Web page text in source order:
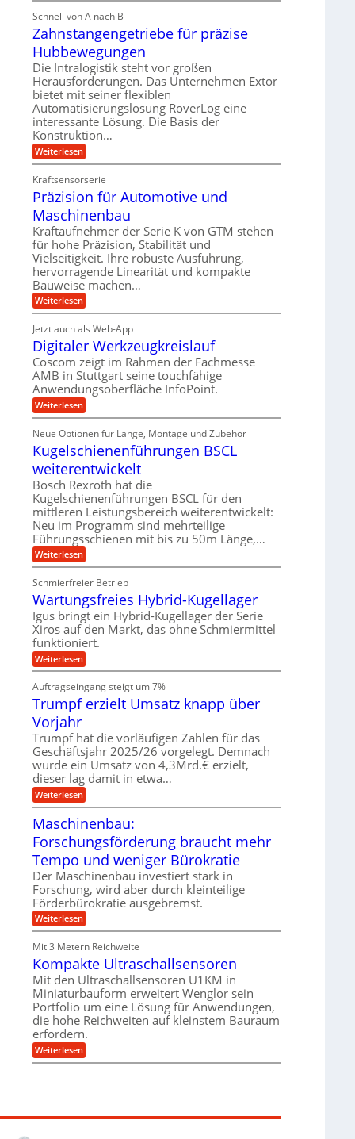
V
e
r
g
l
e
i
c
h
e
u
g
e
l
g
e
w
i
n
d
e
r
i
e
b
e
f
ü
r
r
a
u
e
U
m
g
e
b
n
g
e
n
g
e
r
t
U
m
s
a
t
z
u
n
d
A
u
f
t
r
a
g
s
i
n
g
a
n
g
e
h
A
r
b
e
i
t
s
l
o
s
e
w
e
n
i
g
e
r
S
t
e
l
l
e
n
Schnell von A nach B
Zahnstangengetriebe für präzise
Hubbewegungen
Die Intralogistik steht vor großen
Herausforderungen. Das Unternehmen Extor
bietet mit seiner flexiblen
Automatisierungslösung RoverLog eine
interessante Lösung. Die Basis der
Konstruktion…
Weiterlesen:
Z
h
n
s
t
a
n
g
e
n
g
e
t
r
i
b
e
f
ü
r
p
r
z
i
e
H
u
b
b
e
w
e
g
n
e
n
Kraftsensorserie
Präzision für Automotive und
Maschinenbau
Kraftaufnehmer der Serie K von GTM stehen
für hohe Präzision, Stabilität und
Vielseitigkeit. Ihre robuste Ausführung,
hervorragende Linearität und kompakte
Bauweise machen…
Weiterlesen:
P
ä
z
i
s
i
o
n
f
ü
r
A
u
t
o
m
o
i
v
e
u
n
d
M
a
s
c
h
i
n
e
b
a
u
Jetzt auch als Web-App
Digitaler Werkzeugkreislauf
Coscom zeigt im Rahmen der Fachmesse
AMB in Stuttgart seine touchfähige
Anwendungsoberfläche InfoPoint.
Weiterlesen:
D
g
i
t
a
l
e
r
W
e
r
k
z
e
u
k
r
e
s
l
a
f
Neue Optionen für Länge, Montage und Zubehör
Kugelschienenführungen BSCL
weiterentwickelt
Bosch Rexroth hat die
Kugelschienenführungen BSCL für den
mittleren Leistungsbereich weiterentwickelt:
Neu im Programm sind mehrteilige
Führungsschienen mit bis zu 50m Länge,…
Weiterlesen:
K
g
e
l
s
c
h
i
e
n
e
n
r
u
n
g
e
n
B
S
C
L
e
i
t
e
r
e
n
w
i
c
k
e
l
t
Schmierfreier Betrieb
Wartungsfreies Hybrid-Kugellager
Igus bringt ein Hybrid-Kugellager der Serie
Xiros auf den Markt, das ohne Schmiermittel
funktioniert.
Weiterlesen:
W
r
t
g
s
f
r
e
i
e
H
b
r
i
d
-
K
u
g
e
l
l
a
g
e
r
Auftragseingang steigt um 7%
Trumpf erzielt Umsatz knapp über
Vorjahr
Trumpf hat die vorläufigen Zahlen für das
Geschäftsjahr 2025/26 vorgelegt. Demnach
wurde ein Umsatz von 4,3Mrd.€ erzielt,
dieser lag damit in etwa…
Weiterlesen:
T
u
m
p
f
e
r
z
i
e
l
U
m
s
a
t
z
k
n
a
p
p
V
Maschinenbau:
Forschungsförderung braucht mehr
Tempo und weniger Bürokratie
Der Maschinenbau investiert stark in
Forschung, wird aber durch kleinteilige
Förderbürokratie ausgebremst.
Weiterlesen:
M
s
c
h
i
n
e
n
b
a
u
:
c
Mit 3 Metern Reichweite
Kompakte Ultraschallsensoren
Mit den Ultraschallsensoren U1KM in
Miniaturbauform erweitert Wenglor sein
Portfolio um eine Lösung für Anwendungen,
die hohe Reichweiten auf kleinstem Bauraum
erfordern.
Weiterlesen:
K
k